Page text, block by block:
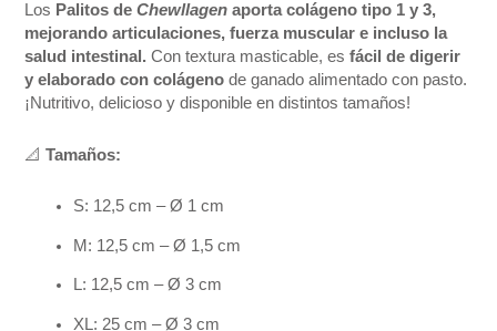
Los Palitos de Chewllagen aporta colágeno tipo 1 y 3,
mejorando articulaciones, fuerza muscular e incluso la
salud intestinal. Con textura masticable, esfácil de digerir
y elaborado con colágeno de ganado alimentado con pasto.
¡Nutritivo, delicioso y disponible en distintos tamaños!
📐 Tamaños:
S: 12,5 cm – Ø 1 cm
M: 12,5 cm – Ø 1,5 cm
L: 12,5 cm – Ø 3 cm
XL: 25 cm – Ø 3 cm